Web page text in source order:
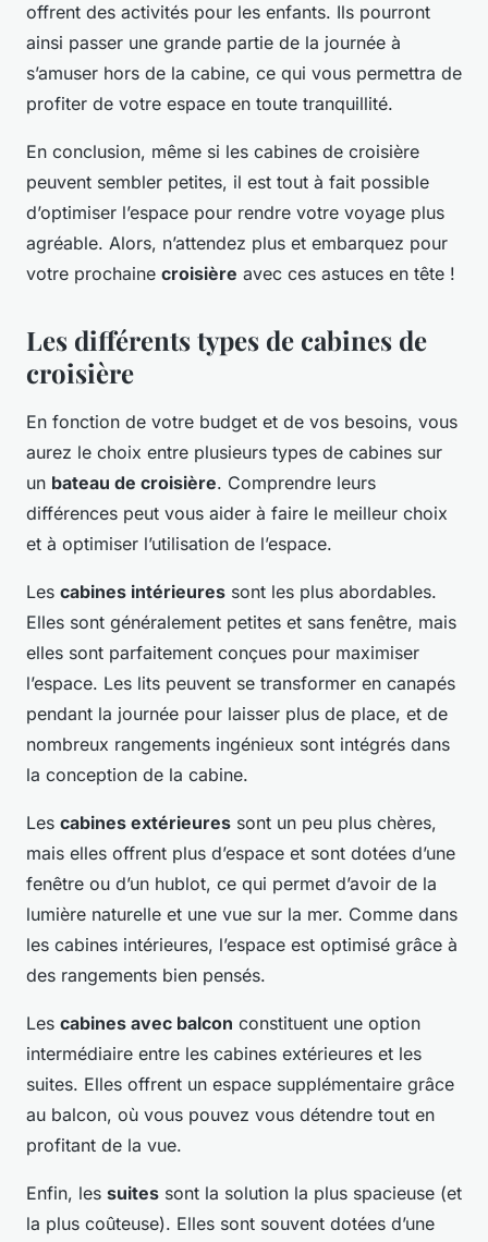
offrent des activités pour les enfants. Ils pourront
ainsi passer une grande partie de la journée à
s’amuser hors de la cabine, ce qui vous permettra de
profiter de votre espace en toute tranquillité.
En conclusion, même si les cabines de croisière
peuvent sembler petites, il est tout à fait possible
d’optimiser l’espace pour rendre votre voyage plus
agréable. Alors, n’attendez plus et embarquez pour
votre prochaine croisière avec ces astuces en tête !
Les différents types de cabines de
croisière
En fonction de votre budget et de vos besoins, vous
aurez le choix entre plusieurs types de cabines sur
un bateau de croisière. Comprendre leurs
différences peut vous aider à faire le meilleur choix
et à optimiser l’utilisation de l’espace.
Les cabines intérieures sont les plus abordables.
Elles sont généralement petites et sans fenêtre, mais
elles sont parfaitement conçues pour maximiser
l’espace. Les lits peuvent se transformer en canapés
pendant la journée pour laisser plus de place, et de
nombreux rangements ingénieux sont intégrés dans
la conception de la cabine.
Les cabines extérieures sont un peu plus chères,
mais elles offrent plus d’espace et sont dotées d’une
fenêtre ou d’un hublot, ce qui permet d’avoir de la
lumière naturelle et une vue sur la mer. Comme dans
les cabines intérieures, l’espace est optimisé grâce à
des rangements bien pensés.
Les cabines avec balcon constituent une option
intermédiaire entre les cabines extérieures et les
suites. Elles offrent un espace supplémentaire grâce
au balcon, où vous pouvez vous détendre tout en
profitant de la vue.
Enfin, les suites sont la solution la plus spacieuse (et
la plus coûteuse). Elles sont souvent dotées d’une